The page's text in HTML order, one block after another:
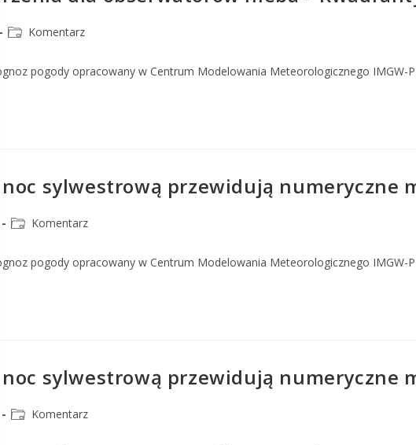
Komentarz
pogody opracowany w Centrum Modelowania Meteorologicznego IMGW-
sylwestrową przewidują numeryczne
Komentarz
pogody opracowany w Centrum Modelowania Meteorologicznego IMGW-
sylwestrową przewidują numeryczne
Komentarz